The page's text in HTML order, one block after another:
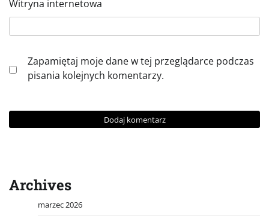
Witryna internetowa
Zapamiętaj moje dane w tej przeglądarce podczas
pisania kolejnych komentarzy.
Archives
marzec 2026